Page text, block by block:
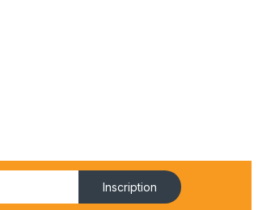
Inscription